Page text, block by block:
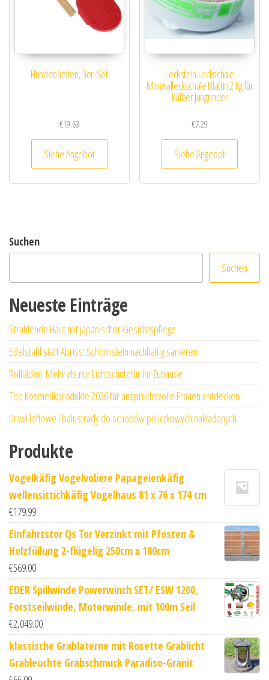
Hundebürsten, 3er-Set
€19.63
Siehe Angebot
Leckstein Leckschale
Mineralleckschale Blattin 2 Kg für
Kälber Jungrinder
€7.29
Siehe Angebot
Suchen
Suchen
Neueste Einträge
Strahlende Haut mit japanischer Gesichtspflege
Edelstahl statt Abriss: Schornstein nachhaltig sanieren
Rollläden: Mehr als nur Lichtschutz für Ihr Zuhause
Top Kosmetikprodukte 2026 für anspruchsvolle Frauen entdecken
Drzwi loftowe i balustrady do schodów policzkowych nakładanych
Produkte
Vogelkäfig Vogelvoliere Papageienkäfig
wellensittichkäfig Vogelhaus 81 x 76 x 174 cm
€179.99
Einfahrtstor Qs Tor Verzinkt mit Pfosten &
Holzfüllung 2-flügelig 250cm x 180cm
€569.00
EDER Spillwinde Powerwinch SET/ ESW 1200,
Forstseilwinde, Motorwinde, mit 100m Seil
€2,049.00
klassische Grablaterne mit Rosette Grablicht
Grableuchte Grabschmuck Paradiso-Granit